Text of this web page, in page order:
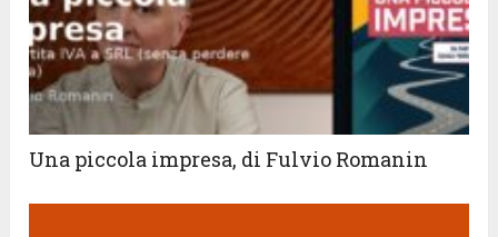
Una piccola impresa, di Fulvio Romanin